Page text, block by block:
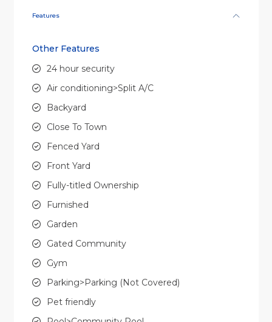
Features
Other Features
24 hour security
Air conditioning>Split A/C
Backyard
Close To Town
Fenced Yard
Front Yard
Fully-titled Ownership
Furnished
Garden
Gated Community
Gym
Parking>Parking (Not Covered)
Pet friendly